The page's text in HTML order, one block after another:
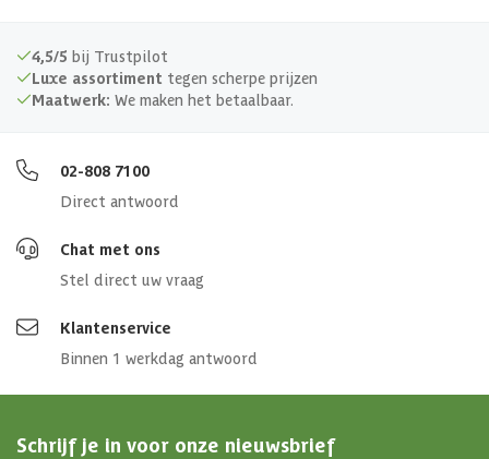
4,5/5 bij Trustpilot
Luxe assortiment tegen scherpe prijzen
Maatwerk: We maken het betaalbaar.
02-808 7100
Direct antwoord
Chat met ons
Stel direct uw vraag
Klantenservice
Binnen 1 werkdag antwoord
Schrijf je in voor onze nieuwsbrief